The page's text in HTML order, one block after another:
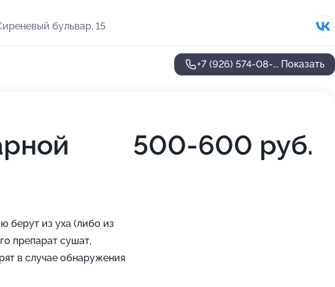
бульвар, 15
+7 (926) 574-08-... Показать
500-600 руб.
берут из уха (либо из
препарат сушат,
в случае обнаружения